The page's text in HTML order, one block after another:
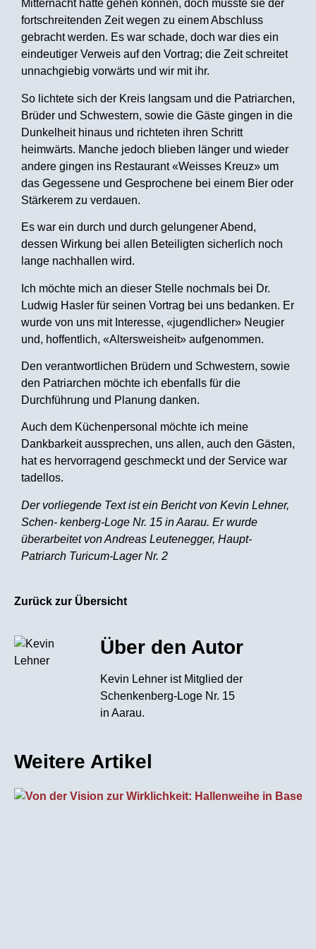
Mitternacht hätte gehen können, doch musste sie der
fortschreitenden Zeit wegen zu einem Abschluss
gebracht werden. Es war schade, doch war dies ein
eindeutiger Verweis auf den Vortrag; die Zeit schreitet
unnachgiebig vorwärts und wir mit ihr.
So lichtete sich der Kreis langsam und die Patriarchen,
Brüder und Schwestern, sowie die Gäste gingen in die
Dunkelheit hinaus und richteten ihren Schritt
heimwärts. Manche jedoch blieben länger und wieder
andere gingen ins Restaurant «Weisses Kreuz» um
das Gegessene und Gesprochene bei einem Bier oder
Stärkerem zu verdauen.
Es war ein durch und durch gelungener Abend,
dessen Wirkung bei allen Beteiligten sicherlich noch
lange nachhallen wird.
Ich möchte mich an dieser Stelle nochmals bei Dr.
Ludwig Hasler für seinen Vortrag bei uns bedanken. Er
wurde von uns mit Interesse, «jugendlicher» Neugier
und, hoffentlich, «Altersweisheit» aufgenommen.
Den verantwortlichen Brüdern und Schwestern, sowie
den Patriarchen möchte ich ebenfalls für die
Durchführung und Planung danken.
Auch dem Küchenpersonal möchte ich meine
Dankbarkeit aussprechen, uns allen, auch den Gästen,
hat es hervorragend geschmeckt und der Service war
tadellos.
Der vorliegende Text ist ein Bericht von Kevin Lehner,
Schen- kenberg-Loge Nr. 15 in Aarau. Er wurde
überarbeitet von Andreas Leutenegger, Haupt-
Patriarch Turicum-Lager Nr. 2
Zurück zur Übersicht
Über den Autor
Kevin Lehner ist Mitglied der
Schenkenberg-Loge Nr. 15
in Aarau.
Weitere Artikel